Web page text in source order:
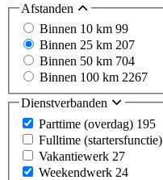
Afstanden
Binnen 10 km 99
Binnen 25 km 207
Binnen 50 km 704
Binnen 100 km 2267
Dienstverbanden
Parttime (overdag) 195
Fulltime (startersfunctie)
Vakantiewerk 27
Weekendwerk 24